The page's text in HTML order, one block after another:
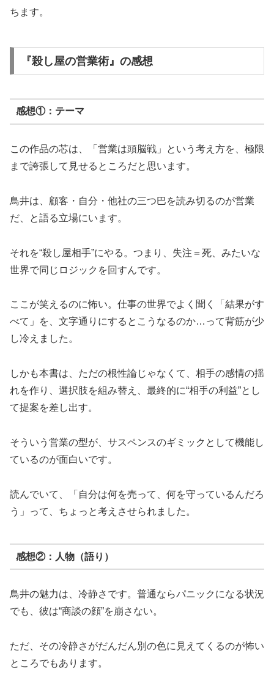
ちます。
『殺し屋の営業術』の感想
感想①：テーマ
この作品の芯は、「営業は頭脳戦」という考え方を、極限
まで誇張して見せるところだと思います。
鳥井は、顧客・自分・他社の三つ巴を読み切るのが営業
だ、と語る立場にいます。
それを“殺し屋相手”にやる。つまり、失注＝死、みたいな
世界で同じロジックを回すんです。
ここが笑えるのに怖い。仕事の世界でよく聞く「結果がす
べて」を、文字通りにするとこうなるのか…って背筋が少
し冷えました。
しかも本書は、ただの根性論じゃなくて、相手の感情の揺
れを作り、選択肢を組み替え、最終的に“相手の利益”とし
て提案を差し出す。
そういう営業の型が、サスペンスのギミックとして機能し
ているのが面白いです。
読んでいて、「自分は何を売って、何を守っているんだろ
う」って、ちょっと考えさせられました。
感想②：人物（語り）
鳥井の魅力は、冷静さです。普通ならパニックになる状況
でも、彼は“商談の顔”を崩さない。
ただ、その冷静さがだんだん別の色に見えてくるのが怖い
ところでもあります。